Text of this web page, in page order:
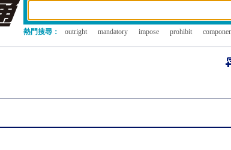
熱門搜尋： outright mandatory impose prohibit